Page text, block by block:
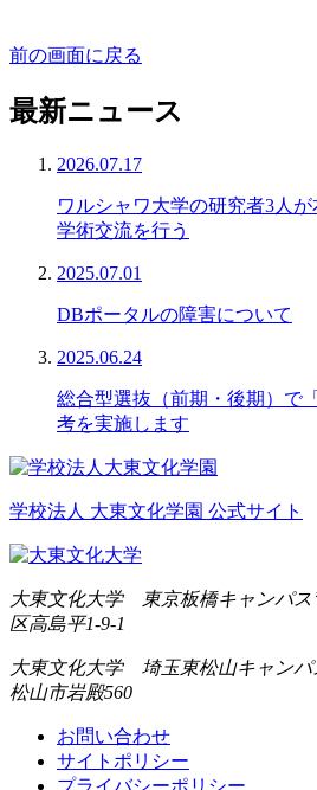
前の画面に戻る
最新ニュース
2026.07.17
ワルシャワ大学の研究者3人
学術交流を行う
2025.07.01
DBポータルの障害について
2025.06.24
総合型選抜（前期・後期）で
考を実施します
学校法人 大東文化学園 公式サイト
大東文化大学 東京板橋キャンパス
区高島平1-9-1
大東文化大学 埼玉東松山キャンパ
松山市岩殿560
お問い合わせ
サイトポリシー
プライバシーポリシー